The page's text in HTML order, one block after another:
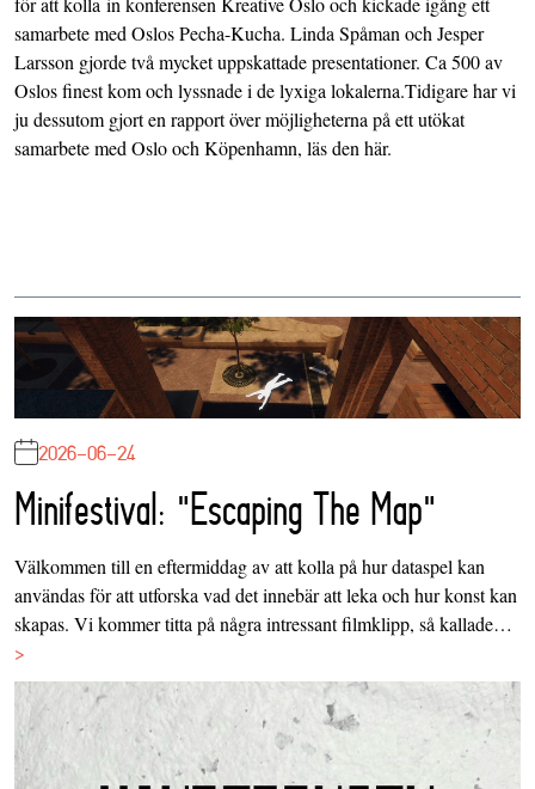
samarbete med Oslos Pecha-Kucha. Linda Spåman och Jesper
Larsson gjorde två mycket uppskattade presentationer. Ca 500 av
Oslos finest kom och lyssnade i de lyxiga lokalerna.Tidigare har vi
ju dessutom gjort en rapport över möjligheterna på ett utökat
samarbete med Oslo och Köpenhamn, läs den här.
2026-06-24
Minifestival: "Escaping The Map"
Välkommen till en eftermiddag av att kolla på hur dataspel kan
användas för att utforska vad det innebär att leka och hur konst kan
skapas. Vi kommer titta på några intressant filmklipp, så kallade…
>